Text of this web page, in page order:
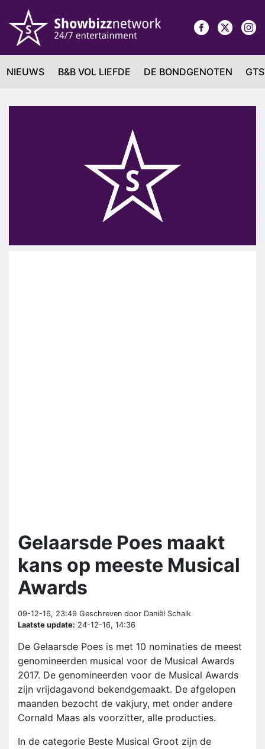
NIEUWS B&B VOL LIEFDE DE BONDGENOTEN
Gelaarsde Poes maakt
kans op meeste Musical
Awards
09-12-16, 23:49 Geschreven door Daniël Schalk
Laatste update: 24-12-16, 14:36
De Gelaarsde Poes is met 10 nominaties de meest
genomineerden musical voor de Musical Awards
2017. De genomineerden voor de Musical Awards
zijn vrijdagavond bekendgemaakt. De afgelopen
maanden bezocht de vakjury, met onder andere
Cornald Maas als voorzitter, alle producties.
In de categorie Beste Musical Groot zijn de